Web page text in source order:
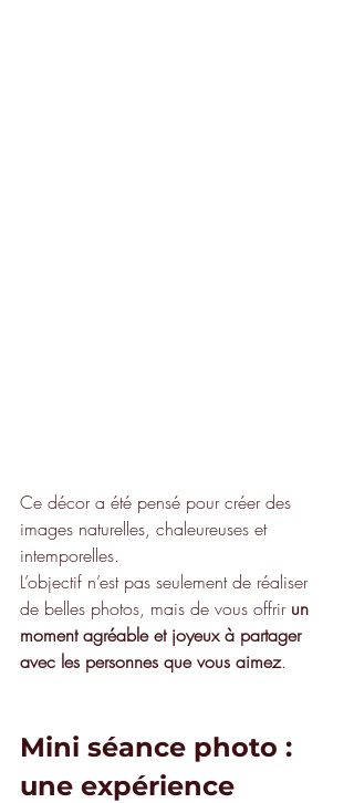
Ce décor a été pensé pour créer des
images naturelles, chaleureuses et
intemporelles.
L’objectif n’est pas seulement de réaliser
de belles photos, mais de vous offrir un
moment agréable et joyeux à partager
avec les personnes que vous aimez.
Mini séance photo :
une expérience